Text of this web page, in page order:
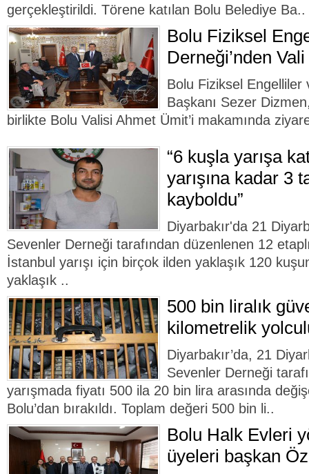
gerçekleştirildi. Törene katılan Bolu Belediye Ba..
Bolu Fiziksel
Derneği’nden
Bolu Fiziksel
Başkanı Sezer
birlikte Bolu Valisi Ahmet Ümit’i makamında
“6 kuşla yarışa
yarışına kadar 3
kayboldu”
Diyarbakır'da 21
Sevenler Derneği tarafından düzenlenen 12
İstanbul yarışı için birçok ilden yaklaşık 120
yaklaşık ..
500 bin liralık
kilometrelik
Diyarbakır’da, 21
Sevenler Derneği
yarışmada fiyatı 500 ila 20 bin lira arasında
Bolu’dan bırakıldı. Toplam değeri 500 bin li..
Bolu Halk Evleri
üyeleri başkan